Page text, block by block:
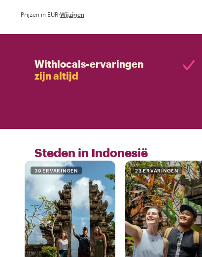
Prijzen in EUR·Wijzigen
Withlocals-ervaringen
zijn altijd
Steden in Indonesië
39 ERVARINGEN 23 ERVARINGEN